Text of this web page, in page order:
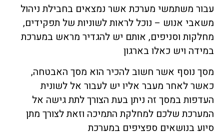
עבור משתמשי מערכת אשר נמצאים בחבילת ניהול
משאבי אנוש – נוכל לראות לשוניות של תפקידים,
מחלקות וסניפים, אותם יש להגדיר מראש במערכת
במידה ויש כאלו בארגון
מסך נוסף אשר חשוב להכיר הוא מסך האבטחה,
כאשר לאחר מעבר אליו יש לעבור אל לשונית
העדפות במסך זה ניתן בעת הצורך לתת גישה אל
המערכת שלכם למחלקת התמיכה וזאת לצורך מתן
סיוע בנושאים ספציפים במערכת